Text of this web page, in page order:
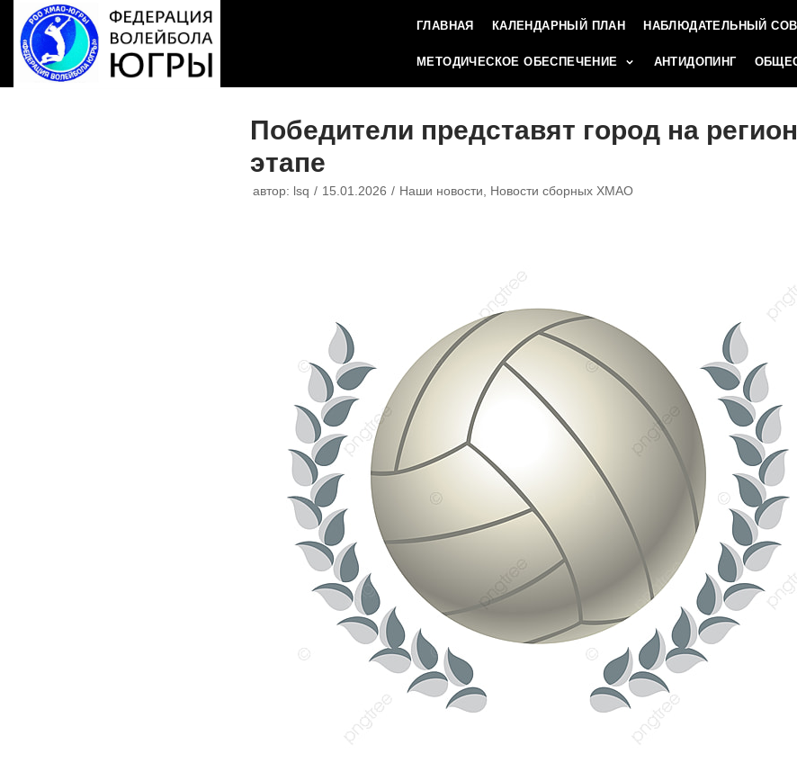
Перейти
к
содержимому
ГЛАВНАЯ КАЛЕНДАРНЫЙ ПЛАН НАБЛЮДАТЕЛЬНЫЙ
МЕТОДИЧЕСКОЕ ОБЕСПЕЧЕНИЕ АНТИДОПИНГ
Победители представят город на
этапе
автор: lsq 15.01.2026 Наши новости, Новости сборных ХМАО